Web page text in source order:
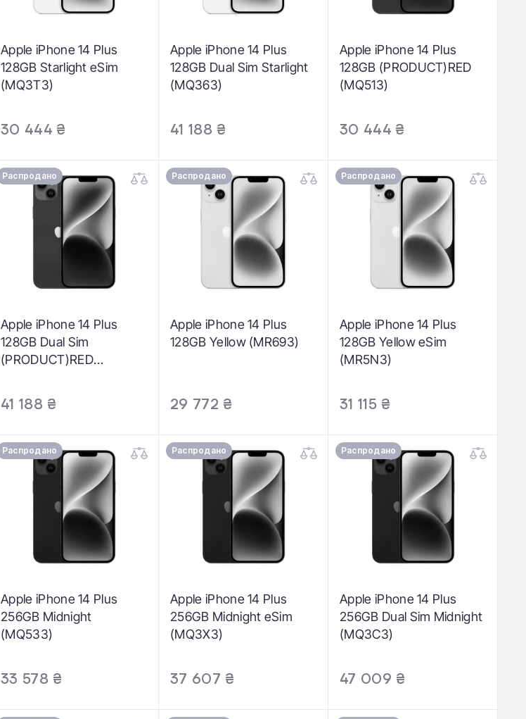
Apple iPhone 14 Plus
128GB Starlight eSim
(MQ3T3)
30 444 ₴
Apple iPhone 14 Plus
128GB Dual Sim Starlight
(MQ363)
41 188 ₴
Apple iPhone 14 Plus
128GB (PRODUCT)RED
(MQ513)
30 444 ₴
Распродано
Apple iPhone 14 Plus
128GB Dual Sim
(PRODUCT)RED
41 188 ₴
Распродано
Apple iPhone 14 Plus
128GB Yellow (MR693)
29 772 ₴
Распродано
Apple iPhone 14 Plus
128GB Yellow eSim
(MR5N3)
31 115 ₴
Распродано
Apple iPhone 14 Plus
256GB Midnight
(MQ533)
33 578 ₴
Распродано
Apple iPhone 14 Plus
256GB Midnight eSim
(MQ3X3)
37 607 ₴
Распродано
Apple iPhone 14 Plus
256GB Dual Sim Midnight
(MQ3C3)
47 009 ₴